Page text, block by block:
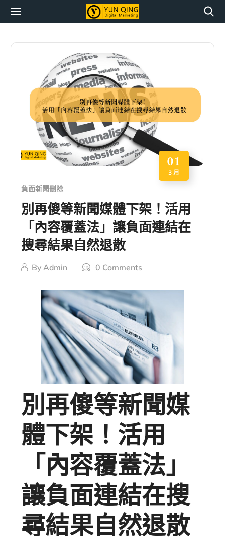
01
3 月
負面新聞刪除
別再傻等新聞媒體下架！活用
「內容覆蓋法」讓負面連結在
搜尋結果自然退散
ByAdmin 0 Comments
別再傻等新聞媒
體下架！活用
「內容覆蓋法」
讓負面連結在搜
尋結果自然退散